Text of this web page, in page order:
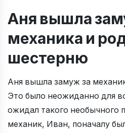
Аня вышла
механика и
шестерню
Аня вышла замуж за
Это было неожиданно для
ожидал такого необычного
механик, Иван, поначалу